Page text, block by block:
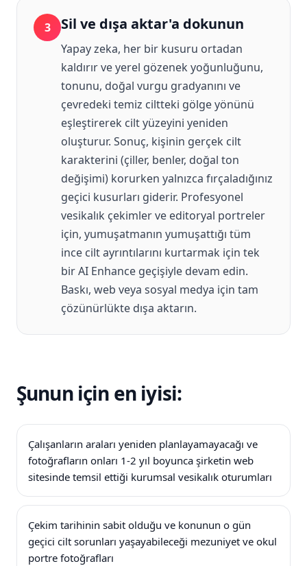
3 Sil ve dışa aktar'a dokunun
Yapay zeka, her bir kusuru ortadan
kaldırır ve yerel gözenek yoğunluğunu,
tonunu, doğal vurgu gradyanını ve
çevredeki temiz ciltteki gölge yönünü
eşleştirerek cilt yüzeyini yeniden
oluşturur. Sonuç, kişinin gerçek cilt
karakterini (çiller, benler, doğal ton
değişimi) korurken yalnızca fırçaladığınız
geçici kusurları giderir. Profesyonel
vesikalık çekimler ve editoryal portreler
için, yumuşatmanın yumuşattığı tüm
ince cilt ayrıntılarını kurtarmak için tek
bir AI Enhance geçişiyle devam edin.
Baskı, web veya sosyal medya için tam
çözünürlükte dışa aktarın.
Şunun için en iyisi:
Çalışanların araları yeniden planlayamayacağı ve
fotoğrafların onları 1-2 yıl boyunca şirketin web
sitesinde temsil ettiği kurumsal vesikalık oturumları
Çekim tarihinin sabit olduğu ve konunun o gün
geçici cilt sorunları yaşayabileceği mezuniyet ve okul
portre fotoğrafları